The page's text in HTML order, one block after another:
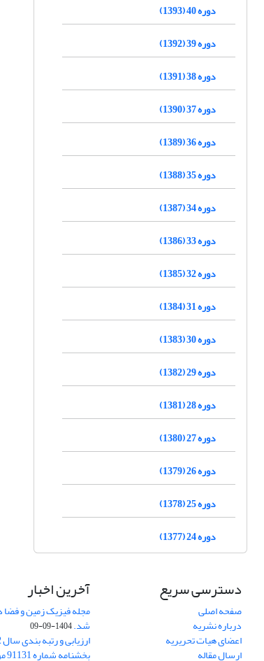
دوره 40 (1393)
دوره 39 (1392)
دوره 38 (1391)
دوره 37 (1390)
دوره 36 (1389)
دوره 35 (1388)
دوره 34 (1387)
دوره 33 (1386)
دوره 32 (1385)
دوره 31 (1384)
دوره 30 (1383)
دوره 29 (1382)
دوره 28 (1381)
دوره 27 (1380)
دوره 26 (1379)
دوره 25 (1378)
دوره 24 (1377)
دسترسی سریع
صفحه اصلی
درباره نشریه
اعضای هیات تحریریه
ارسال مقاله
آخرین اخبار
شد.1404-09-09
ارزیابی و رتبه بندی سال 1402
بخشنامه شماره 91131 مورخ 1402/04/04